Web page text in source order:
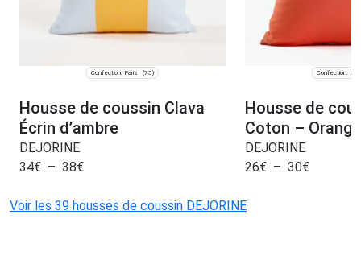
Confection: Paris (75)
Housse de coussin Clava
Écrin d’ambre
DEJORINE
34€ – 38€
Confection:
Housse de
Coton – Orange
DEJORINE
26€ – 30€
Voir les 39 housses de coussin DEJORINE